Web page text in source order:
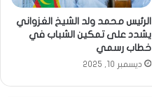
الرئيس محمد ولد الشيخ الغزواني
يشدد على تمكين الشباب في
خطاب رسمي
ديسمبر 10, 2025